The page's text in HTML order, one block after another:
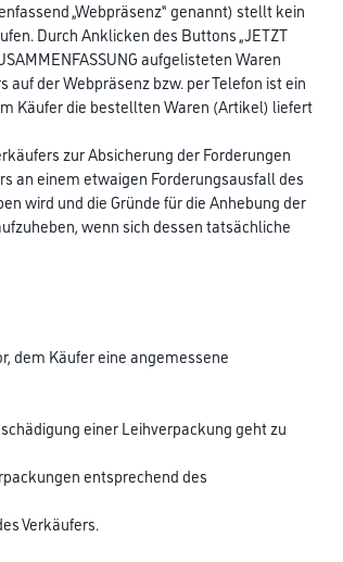
„Webpräsenz“ genannt) stellt kein
Durch Anklicken des Buttons „JETZT
aufgelisteten Waren
der Webpräsenz bzw. per Telefon ist ein
Käufer die bestellten Waren (Artikel) liefert
zur Absicherung der Forderungen
an einem etwaigen Forderungsausfall des
wird und die Gründe für die Anhebung der
wenn sich dessen tatsächliche
dem Käufer eine angemessene
einer Leihverpackung geht zu
entsprechend des
Verkäufers.